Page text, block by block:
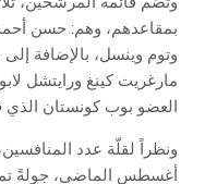
بمقاعدهم، وهم: حسن
وتوم وينسل، بالإضافة
مارغريت كينغ ورايتشل
العضو بوب كونستان الذي
ونظراً لقلّة عدد
أغسطس الماضي، جولةً